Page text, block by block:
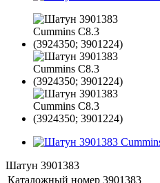
Шатун 3901383
Каталожный номер 3901383